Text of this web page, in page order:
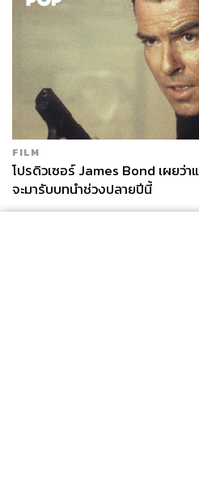
FILM
โปรดิวเซอร์ James Bond เผยว่
จะมารับบทนำช่วงปลายปีนี้